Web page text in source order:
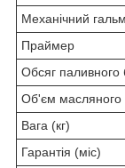
Механічний
Праймер
Обсяг паливного
Об'єм масляного
Вага (кг)
Гарантія (міс)